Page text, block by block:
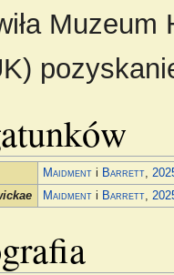
Maidment i Barrett,
Maidment i Barrett,